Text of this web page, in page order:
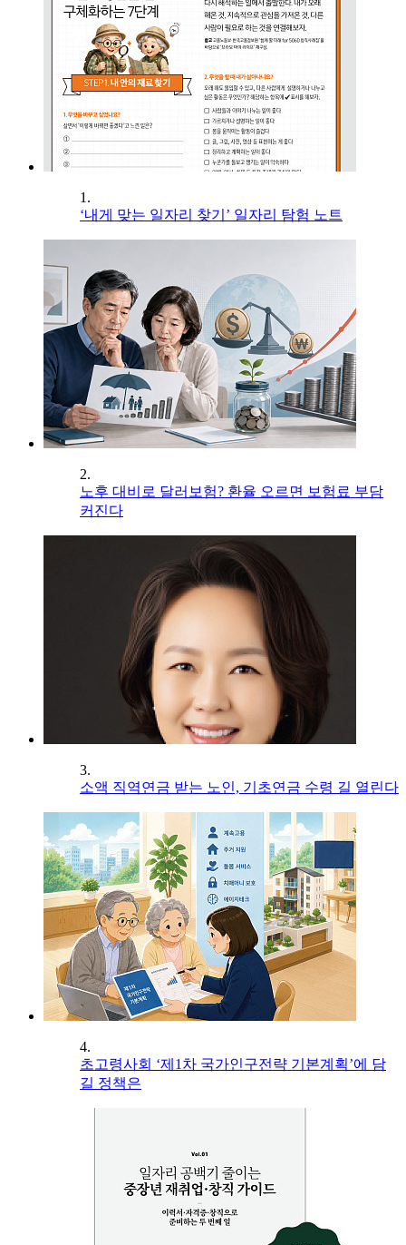
1.
‘내게 맞는 일자리 찾기’ 일자리 탐험 노트
2.
노후 대비로 달러보험? 환율 오르면 보험료 부담
커진다
3.
소액 직역연금 받는 노인, 기초연금 수령 길 열린다
4.
초고령사회 ‘제1차 국가인구전략 기본계획’에 담
길 정책은